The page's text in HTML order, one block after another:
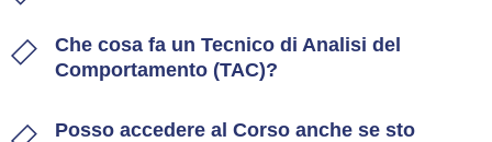
Che cosa fa un Tecnico di Analisi del
Comportamento (TAC)?
Posso accedere al Corso anche se sto